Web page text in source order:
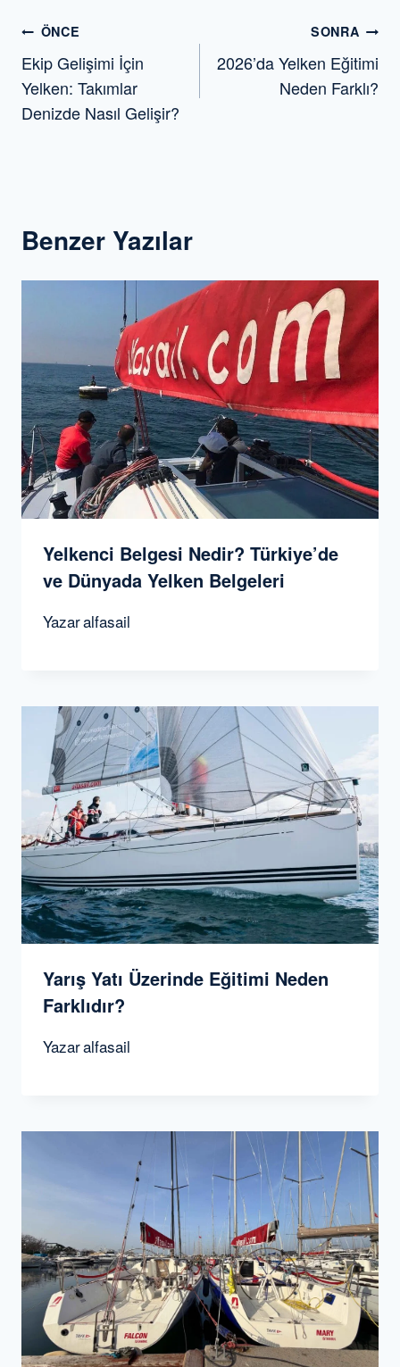
Yazı
gezinmesi
ÖNCE
Ekip Gelişimi İçin
Yelken: Takımlar
Denizde Nasıl Gelişir?
SONRA
2026’da Yelken Eğitimi
Neden Farklı?
Benzer Yazılar
Yelkenci Belgesi Nedir? Türkiye’de
ve Dünyada Yelken Belgeleri
Yazaralfasail
Yarış Yatı Üzerinde Eğitimi Neden
Farklıdır?
Yazaralfasail